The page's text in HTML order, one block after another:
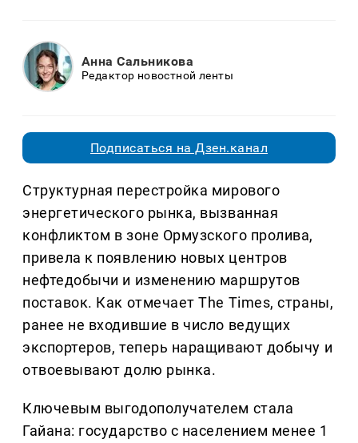
Анна Сальникова
Редактор новостной ленты
Подписаться на Дзен.канал
Структурная перестройка мирового
энергетического рынка, вызванная
конфликтом в зоне Ормузского пролива,
привела к появлению новых центров
нефтедобычи и изменению маршрутов
поставок. Как отмечает The Times, страны,
ранее не входившие в число ведущих
экспортеров, теперь наращивают добычу и
отвоевывают долю рынка.
Ключевым выгодополучателем стала
Гайана: государство с населением менее 1